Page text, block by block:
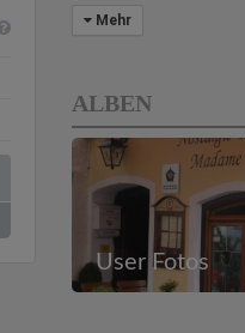
Mehr
ALBEN
User Fotos